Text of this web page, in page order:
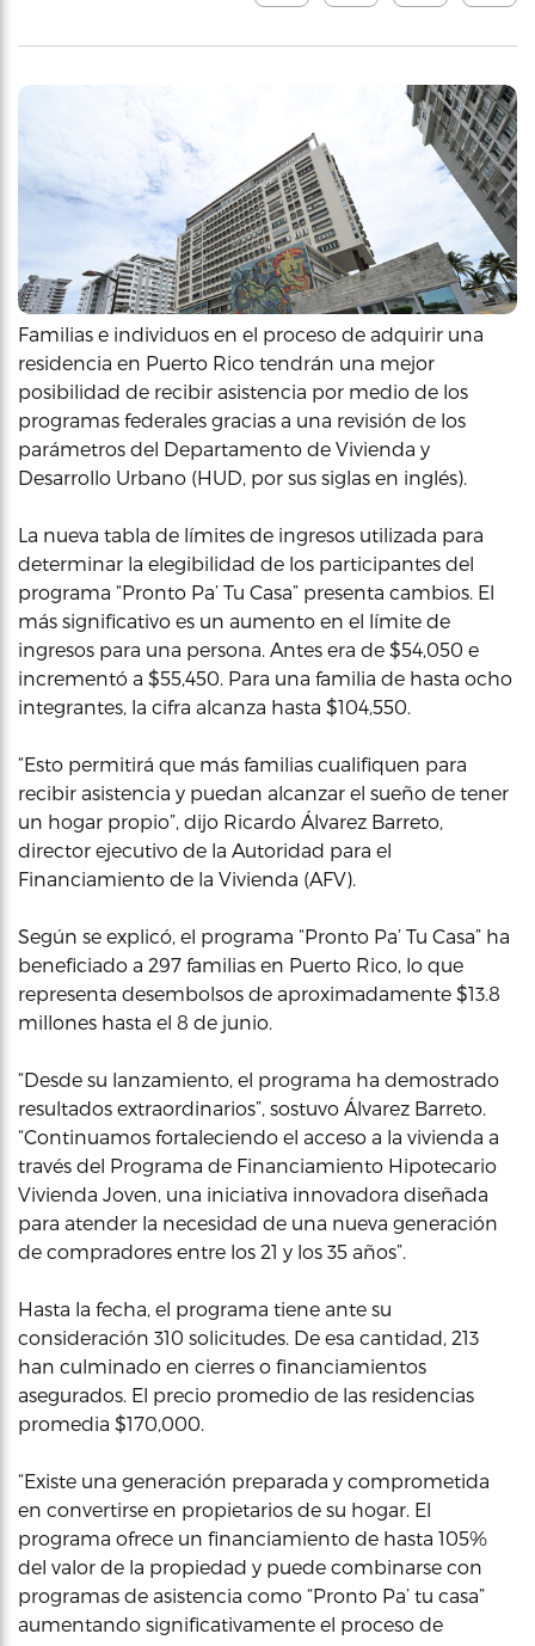
Familias e individuos en el proceso de adquirir una
residencia en Puerto Rico tendrán una mejor
posibilidad de recibir asistencia por medio de los
programas federales gracias a una revisión de los
parámetros del Departamento de Vivienda y
Desarrollo Urbano (HUD, por sus siglas en inglés).
La nueva tabla de límites de ingresos utilizada para
determinar la elegibilidad de los participantes del
programa “Pronto Pa’ Tu Casa” presenta cambios. El
más significativo es un aumento en el límite de
ingresos para una persona. Antes era de $54,050 e
incrementó a $55,450. Para una familia de hasta ocho
integrantes, la cifra alcanza hasta $104,550.
“Esto permitirá que más familias cualifiquen para
recibir asistencia y puedan alcanzar el sueño de tener
un hogar propio”, dijo Ricardo Álvarez Barreto,
director ejecutivo de la Autoridad para el
Financiamiento de la Vivienda (AFV).
Según se explicó, el programa “Pronto Pa’ Tu Casa” ha
beneficiado a 297 familias en Puerto Rico, lo que
representa desembolsos de aproximadamente $13.8
millones hasta el 8 de junio.
“Desde su lanzamiento, el programa ha demostrado
resultados extraordinarios”, sostuvo Álvarez Barreto.
“Continuamos fortaleciendo el acceso a la vivienda a
través del Programa de Financiamiento Hipotecario
Vivienda Joven, una iniciativa innovadora diseñada
para atender la necesidad de una nueva generación
de compradores entre los 21 y los 35 años”.
Hasta la fecha, el programa tiene ante su
consideración 310 solicitudes. De esa cantidad, 213
han culminado en cierres o financiamientos
asegurados. El precio promedio de las residencias
promedia $170,000.
“Existe una generación preparada y comprometida
en convertirse en propietarios de su hogar. El
programa ofrece un financiamiento de hasta 105%
del valor de la propiedad y puede combinarse con
programas de asistencia como “Pronto Pa’ tu casa”
aumentando significativamente el proceso de